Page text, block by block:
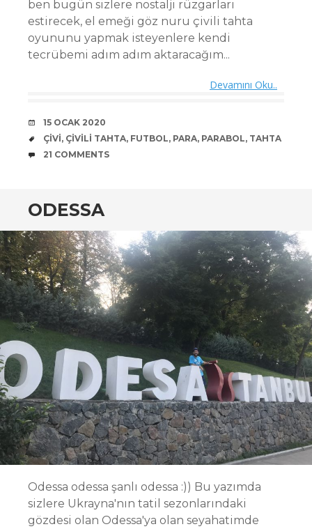
ben bugün sizlere nostalji rüzgarları
estirecek, el emeği göz nuru çivili tahta
oyununu yapmak isteyenlere kendi
tecrübemi adım adım aktaracağım...
Devamını Oku..
DATE
15 OCAK 2020
TAGS
ÇIVI, ÇIVILI TAHTA, FUTBOL, PARA, PARABOL, TAHTA
COMMENTS
21 COMMENTS
ODESSA
Odessa odessa şanlı odessa :)) Bu yazımda
sizlere Ukrayna'nın tatil sezonlarındaki
gözdesi olan Odessa'ya olan seyahatimde